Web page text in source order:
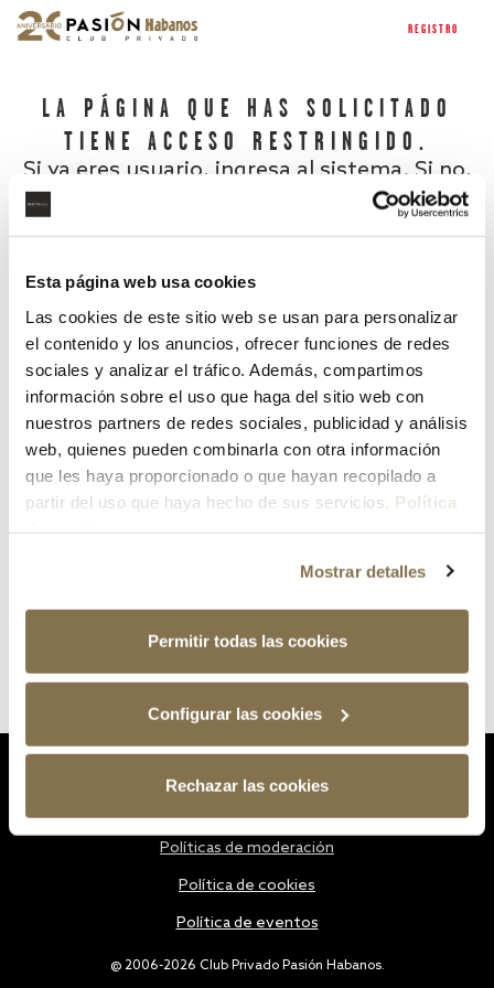
Esta página web usa cookies
Las cookies de este sitio web se usan para personalizar
el contenido y los anuncios, ofrecer funciones de redes
sociales y analizar el tráfico. Además, compartimos
información sobre el uso que haga del sitio web con
nuestros partners de redes sociales, publicidad y análisis
web, quienes pueden combinarla con otra información
que les haya proporcionado o que hayan recopilado a
partir del uso que haya hecho de sus servicios. Política
Mostrar detalles
Permitir todas las cookies
Configurar las cookies
Rechazar las cookies
REGISTRO
LA PÁGINA QUE HAS SOLICITADO
TIENE ACCESO RESTRINGIDO.
Si ya eres usuario, ingresa al sistema. Si no,
¿Has olvidado tu contraseña?
@ 2006-2026 Club Privado Pasión Habanos.
Políticas de moderación
Política de cookies
Política de eventos